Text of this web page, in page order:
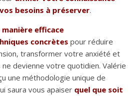
vos besoins à préserver.
efficace
concrètes pour réduire
transformer votre anxiété et
devienne votre quotidien. Valérie
une méthodologie unique de
saura vous apaiser quel que soit